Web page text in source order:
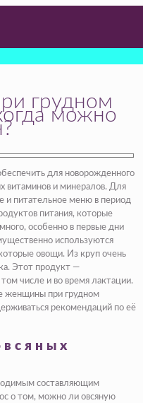
грудном
можно
для новорожденного
витаминов и минералов. Для
и питательное меню в период
питания, которые
особенно в первые дни
используются
овощи. Из круп очень
Этот продукт —
числе и во время лактации.
женщины при грудном
рекомендаций по её
составляющим
о том, можно ли овсяную